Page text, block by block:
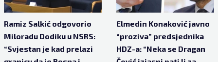
Ramiz Salkić odgovorio
Miloradu Dodiku u NSRS:
“Svjestan je kad prelazi
Elmedin Konaković javno
“proziva” predsjednika
HDZ-a: “Neka se Dragan